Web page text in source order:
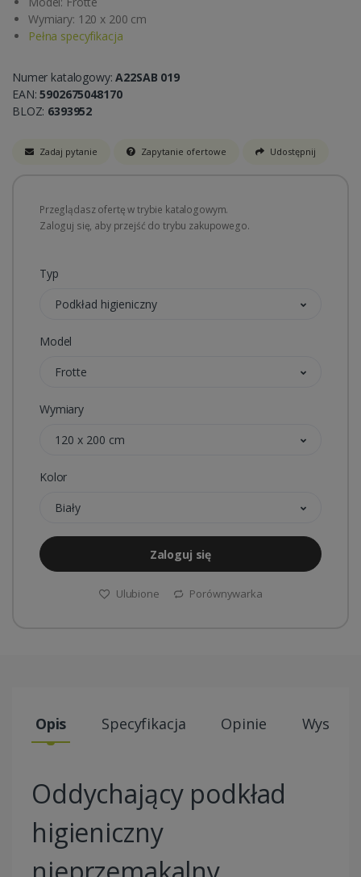
Wymiary: 120 x 200 cm
Pełna specyfikacja
Numer katalogowy:A22SAB 019
EAN:5902675048170
BLOZ: 6393952
Zadaj pytanie Zapytanie ofertowe Udostępnij
Przeglądasz ofertę w trybie katalogowym.
Zaloguj się, aby przejść do trybu zakupowego.
Typ
Podkład higieniczny
Model
Frotte
Wymiary
120 x 200 cm
Kolor
Biały
Zaloguj się
Ulubione Porównywarka
Opis Specyfikacja Opinie Wysyłki
Oddychający podkład
higieniczny